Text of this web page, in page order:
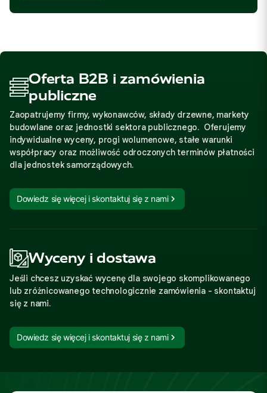
Oferta B2B i zamówienia
publiczne
Zaopatrujemy firmy, wykonawców, składy drzewne, markety
budowlane oraz jednostki sektora publicznego. Oferujemy
indywidualne wyceny, progi wolumenowe, stałe warunki
współpracy oraz możliwość odroczonych terminów płatności
dla jednostek samorządowych.
Dowiedz się więcej i skontaktuj się z nami
Wyceny i dostawa
Jeśli chcesz uzyskać wycenę dla swojego skomplikowanego
lub zróżnicowanego technologicznie zamówienia - skontaktuj
się z nami.
Dowiedz się więcej i skontaktuj się z nami